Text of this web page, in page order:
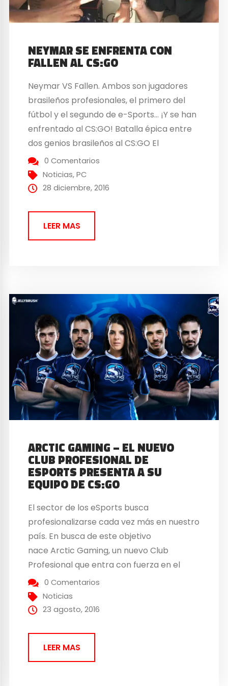
NEYMAR SE ENFRENTA CON
FALLEN AL CS:GO
Neymar VS Fallen. Ambos son jugadores
brasileños profesionales, el primero del
fútbol y el segundo de e-Sports… ¡Y se han
enfrentado al CS:GO! Batalla épica entre
dos genios brasileños al CS:GO El
popular shooter ha desencadenado una
batalla entre los dos cracks brasileños,
eso si, en un ambiente en el que el buen
0 Comentarios
Noticias,PC
28 diciembre, 2016
LEER MAS
ARCTIC GAMING – EL NUEVO
CLUB PROFESIONAL DE
ESPORTS PRESENTA A SU
EQUIPO DE CS:GO
El sector de los eSports busca
profesionalizarse cada vez más en nuestro
país. En busca de este objetivo
nace Arctic Gaming, un nuevo Club
Profesional que entra con fuerza en el
panorama nacional con jugadores de la
talla de HIRO y Aidy que
presentarán batalla en las mejores
¡Estad atentos porque van a por todas!
Arctic Gaming...
0 Comentarios
Noticias
23 agosto, 2016
LEER MAS